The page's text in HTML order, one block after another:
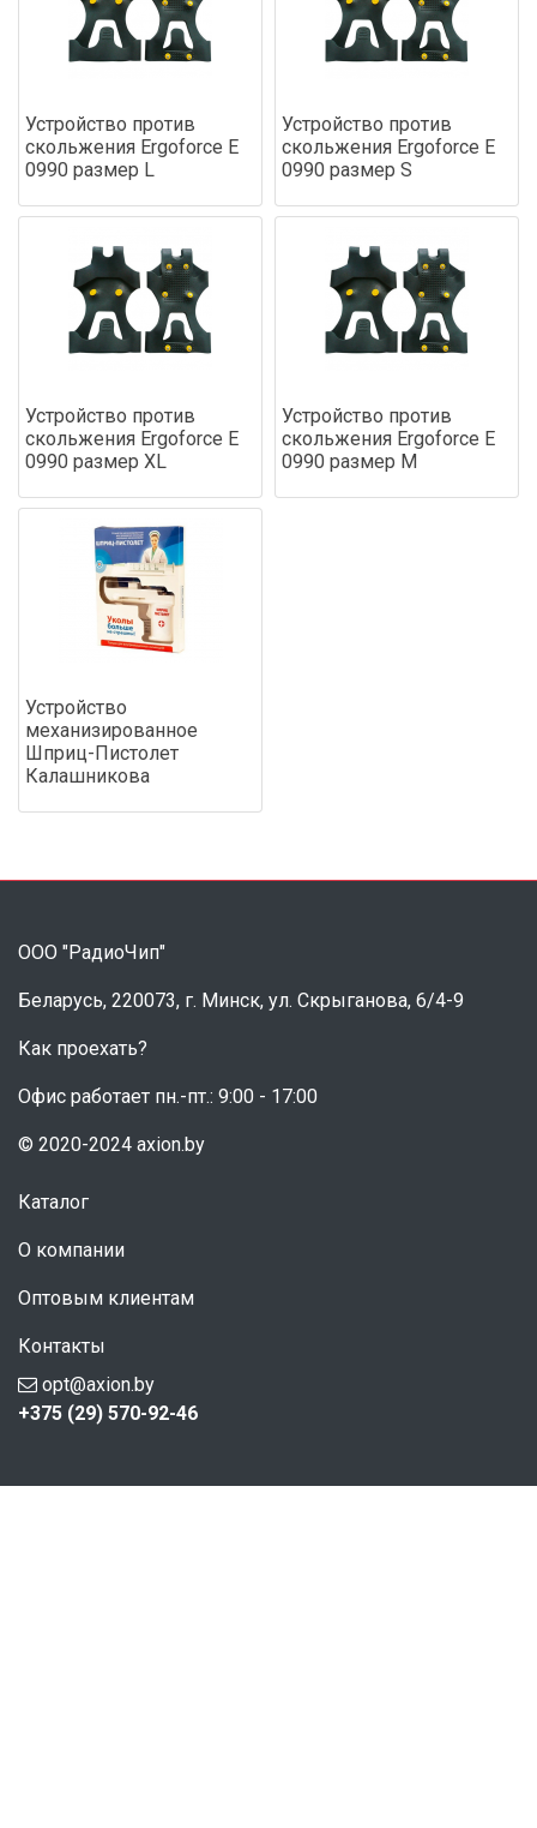
Устройство против
скольжения Ergoforce Е
0990 размер L
Устройство против
скольжения Ergoforce Е
0990 размер S
Устройство против
скольжения Ergoforce Е
0990 размер XL
Устройство против
скольжения Ergoforce Е
0990 размер М
Устройство
механизированное
Шприц-Пистолет
Калашникова
ООО "РадиоЧип"
Беларусь, 220073, г. Минск, ул. Скрыганова, 6/4-9
Как проехать?
Офис работает пн.-пт.: 9:00 - 17:00
© 2020-2024 axion.by
Каталог
О компании
Оптовым клиентам
Контакты
opt@axion.by
+375 (29) 570-92-46